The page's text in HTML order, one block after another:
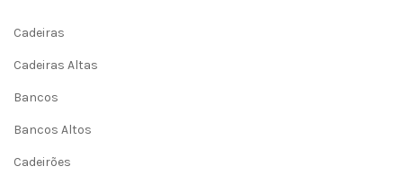
Cadeiras
Cadeiras Altas
Bancos
Bancos Altos
Cadeirões